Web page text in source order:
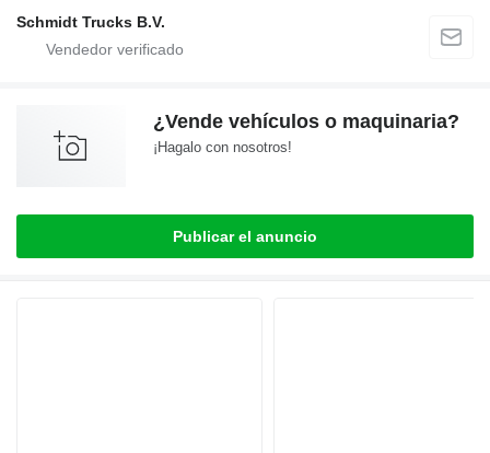
Schmidt Trucks B.V.
¿Vende vehículos o maquinaria?
¡Hagalo con nosotros!
Publicar el anuncio